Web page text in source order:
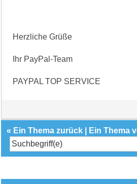
Herzliche Grüße
Ihr PayPal-Team
PAYPAL TOP SERVICE
« Ein Thema zurück Ein Thema